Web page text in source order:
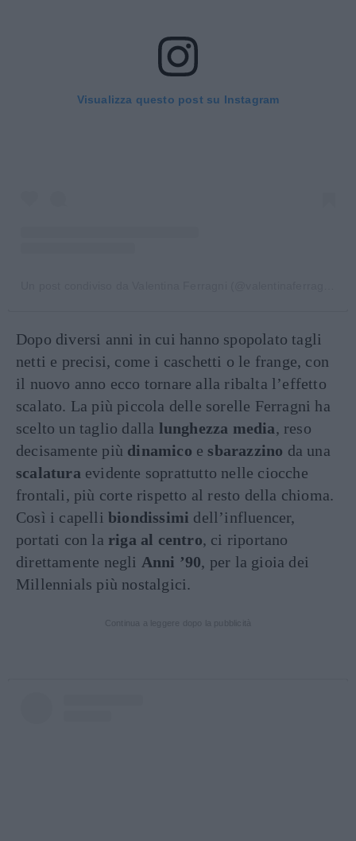
Visualizza questo post su Instagram
Dopo diversi anni in cui hanno spopolato tagli
netti e precisi, come i caschetti o le frange, con
il nuovo anno ecco tornare alla ribalta l’effetto
scalato. La più piccola delle sorelle Ferragni ha
scelto un taglio dalla lunghezza media, reso
decisamente più dinamico e sbarazzino da una
scalatura evidente soprattutto nelle ciocche
frontali, più corte rispetto al resto della chioma.
Così i capelli biondissimi dell’influencer,
portati con la riga al centro, ci riportano
direttamente negli Anni ’90, per la gioia dei
Millennials più nostalgici.